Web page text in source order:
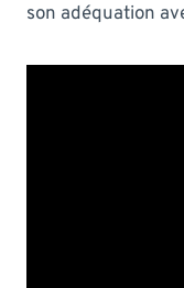
son adéquation